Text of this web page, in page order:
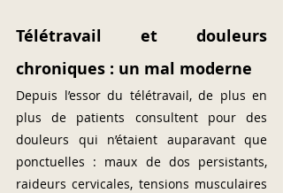
Télétravail et douleurs
chroniques : un mal moderne
Depuis l’essor du télétravail, de plus en
plus de patients consultent pour des
douleurs qui n’étaient auparavant que
ponctuelles : maux de dos persistants,
raideurs cervicales, tensions musculaires